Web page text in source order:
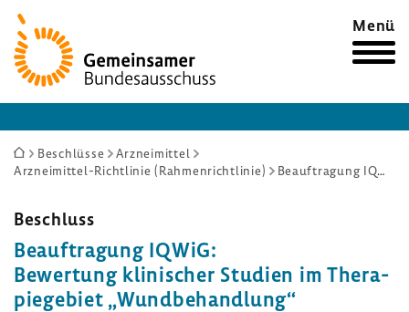
Zur
Startseite
Menü
Sie
sind
Beschlüsse
Arzneimittel
Arzneimittel-Richtlinie (Rahmenrichtlinie)
Beauftragung IQWiG: Bewertung klinischer Studien im Therapiegebiet „Wundbehandlung“
Beschluss
Beauf­tra­gung IQWiG:
Bewer­tung klini­scher Studien im Thera­
pie­ge­biet „Wund­be­hand­lung“